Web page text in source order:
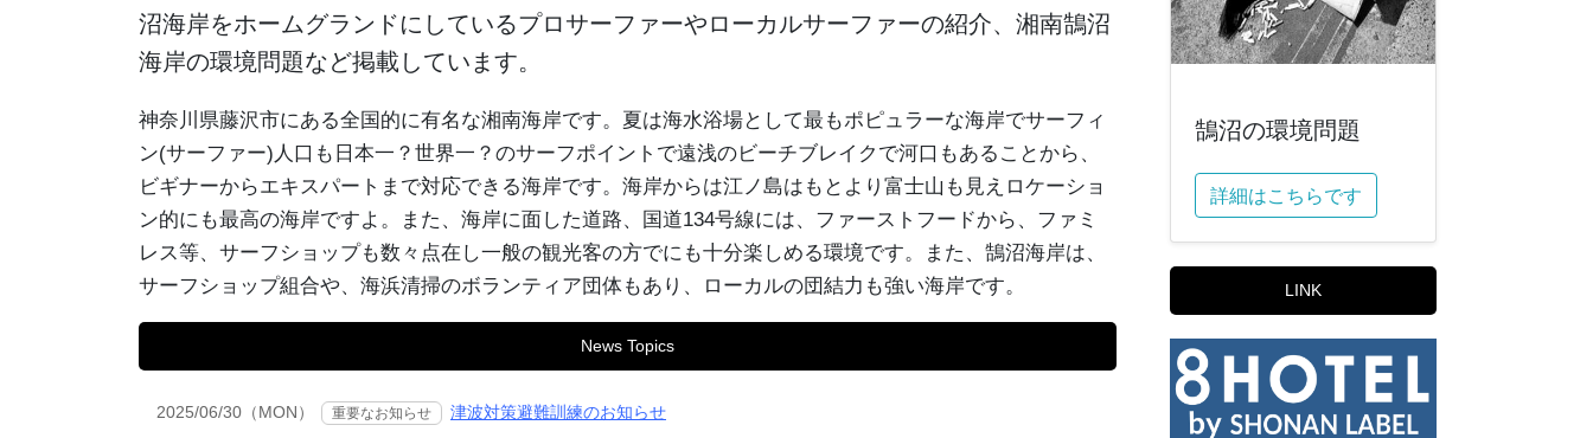
沼海岸をホームグランドにしているプロサーファーやローカルサーファーの紹介、湘南鵠沼
海岸の環境問題など掲載しています。
神奈川県藤沢市にある全国的に有名な湘南海岸です。夏は海水浴場として最もポピュラーな海岸でサーフィ
ン(サーファー)人口も日本一？世界一？のサーフポイントで遠浅のビーチブレイクで河口もあることから、
ビギナーからエキスパートまで対応できる海岸です。海岸からは江ノ島はもとより富士山も見えロケーショ
ン的にも最高の海岸ですよ。また、海岸に面した道路、国道134号線には、ファーストフードから、ファミ
レス等、サーフショップも数々点在し一般の観光客の方でにも十分楽しめる環境です。また、鵠沼海岸は、
サーフショップ組合や、海浜清掃のボランティア団体もあり、ローカルの団結力も強い海岸です。
News Topics
2025/06/30（MON） 重要なお知らせ 津波対策避難訓練のお知らせ
鵠沼の環境問題
詳細はこちらです
LINK